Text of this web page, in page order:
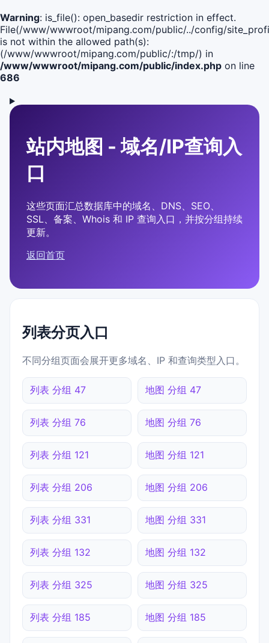
Warning: is_file(): open_basedir restriction in effect.
File(/www/wwwroot/mipang.com/public/../config/
is not within the allowed path(s):
(/www/wwwroot/mipang.com/public/:/tmp/) in
/www/wwwroot/mipang.com/public/index.php on line
686
站内地图 - 域名/IP查询入
口
这些页面汇总数据库中的域名、DNS、SEO、
SSL、备案、Whois 和 IP 查询入口，并按分组持续
更新。
返回首页
列表分页入口
不同分组页面会展开更多域名、IP 和查询类型入口。
列表 分组 47 地图 分组 47
列表 分组 76 地图 分组 76
列表 分组 121 地图 分组 121
列表 分组 206 地图 分组 206
列表 分组 331 地图 分组 331
列表 分组 132 地图 分组 132
列表 分组 325 地图 分组 325
列表 分组 185 地图 分组 185